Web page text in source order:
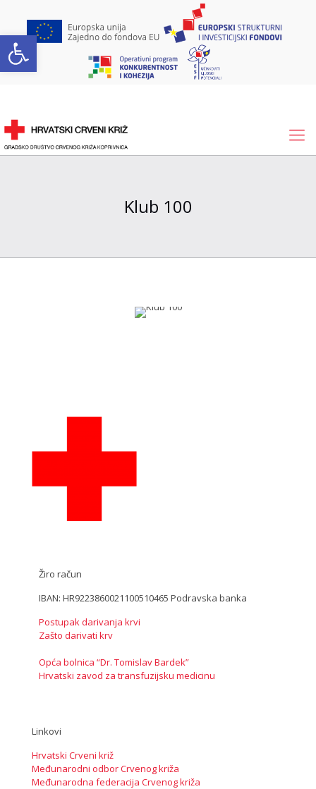
Open toolbar
Klub 100
Žiro račun
IBAN: HR9223860021100510465 Podravska banka
Postupak darivanja krvi
Zašto darivati krv
Opća bolnica “Dr. Tomislav Bardek”
Hrvatski zavod za transfuzijsku medicinu
Linkovi
Hrvatski Crveni križ
Međunarodni odbor Crvenog križa
Međunarodna federacija Crvenog križa